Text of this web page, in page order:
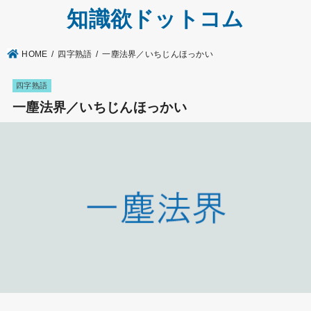
知識欲ドットコム
HOME 四字熟語 一塵法界／いちじんほっかい
四字熟語
一塵法界／いちじんほっかい